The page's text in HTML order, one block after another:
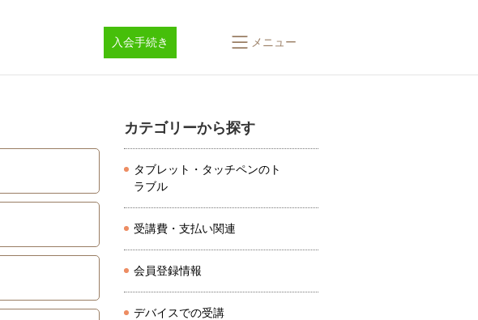
入会手続き メニュー
カテゴリーから探す
タブレット・タッチペンのト
ラブル
受講費・支払い関連
会員登録情報
デバイスでの受講